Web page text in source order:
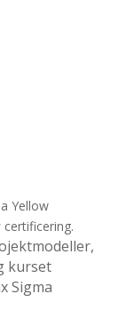
Yellow
certificering.
kurset
Sigma